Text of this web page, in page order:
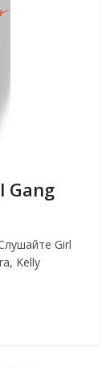
Gang
Girl
Kelly